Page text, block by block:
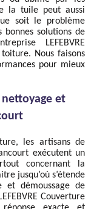
la tuile peut aussi
soit le problème
bonnes solutions de
LEFEBVRE
Nous faisons
pour mieux
et
les artisans de
exécutent un
concernant la
jusqu’où s’étende
et démoussage de
Couverture